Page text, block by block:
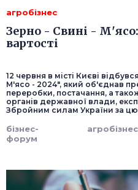
агробізнес
Зерно - Свині -
вартості
12 червня в місті Києві
М'ясо - 2024", який об'єднав
переробки, постачання, а
органів державної влади,
Збройним силам України за
бізнес-
форум
агробізнес